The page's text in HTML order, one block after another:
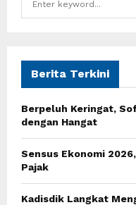
f
r
Berita Terkini
Berpeluh Keringat,
dengan Hangat
Sensus Ekonomi
Pajak
Kadisdik Langkat